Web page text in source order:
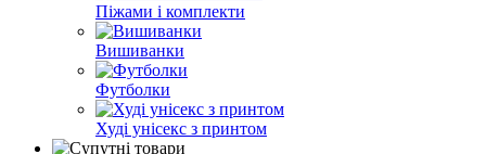
Піжами і комплекти
Вишиванки
Футболки
Худі унісекс з принтом